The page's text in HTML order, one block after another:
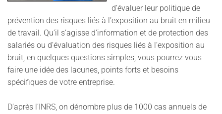
d’évaluer leur politique de
prévention des risques liés à l’exposition au bruit en milieu
de travail. Qu’il s’agisse d’information et de protection des
salariés ou d’évaluation des risques liés à l’exposition au
bruit, en quelques questions simples, vous pourrez vous
faire une idée des lacunes, points forts et besoins
spécifiques de votre entreprise.
D’après l’INRS, on dénombre plus de 1000 cas annuels de